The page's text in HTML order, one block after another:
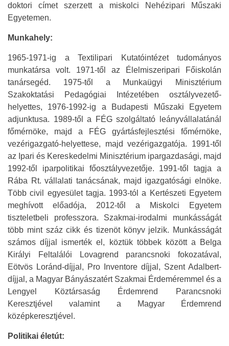
doktori címet szerzett a miskolci Nehézipari Műszaki
Egyetemen.
Munkahely:
1965-1971-ig a Textilipari Kutatóintézet tudományos
munkatársa volt. 1971-től az Élelmiszeripari Főiskolán
tanársegéd. 1975-től a Munkaügyi Minisztérium
Szakoktatási Pedagógiai Intézetében osztályvezető-
helyettes, 1976-1992-ig a Budapesti Műszaki Egyetem
adjunktusa. 1989-től a FÉG szolgáltató leányvállalatánál
főmérnöke, majd a FÉG gyártásfejlesztési főmérnöke,
vezérigazgató-helyettese, majd vezérigazgatója. 1991-től
az Ipari és Kereskedelmi Minisztérium ipargazdasági, majd
1992-től iparpolitikai főosztályvezetője. 1991-től tagja a
Rába Rt. vállalati tanácsának, majd igazgatósági elnöke.
Több civil egyesület tagja. 1993-tól a Kertészeti Egyetem
meghívott előadója, 2012-től a Miskolci Egyetem
tiszteletbeli professzora. Szakmai-irodalmi munkásságát
több mint száz cikk és tizenöt könyv jelzik. Munkásságát
számos díjjal ismerték el, köztük többek között a Belga
Királyi Feltalálói Lovagrend parancsnoki fokozatával,
Eötvös Loránd-díjjal, Pro Inventore díjjal, Szent Adalbert-
díjjal, a Magyar Bányászatért Szakmai Érdeméremmel és a
Lengyel Köztársaság Érdemrend Parancsnoki
Keresztjével valamint a Magyar Érdemrend
középkeresztjével.
Politikai életút: